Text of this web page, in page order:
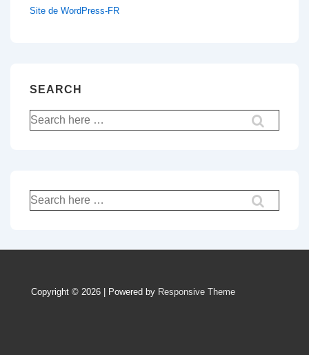
Site de WordPress-FR
SEARCH
Recherche
pour:
Recherche
pour:
Copyright © 2026 | Powered by Responsive Theme